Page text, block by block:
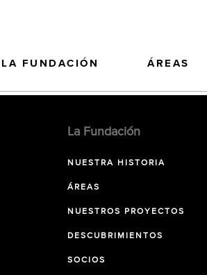
LA FUNDACIÓN ÁREAS
La Fundación
NUESTRA HISTORIA
ÁREAS
NUESTROS PROYECTOS
DESCUBRIMIENTOS
SOCIOS